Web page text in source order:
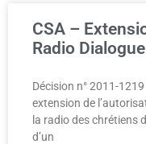
CSA –
Radio
Décision n° 2011-
extension de
la radio des chrétiens
d’un